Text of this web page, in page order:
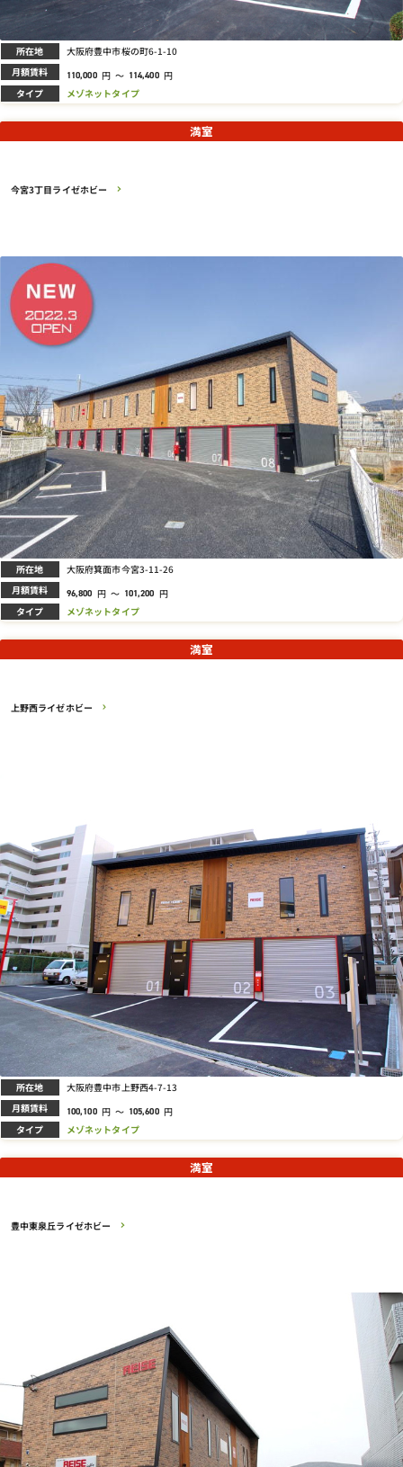
所在地 大阪府豊中市桜の町6-1-10
月額賃料 110,000 円 ～ 114,400 円
タイプ メゾネットタイプ
今宮3丁目ライゼホビー
満室
所在地 大阪府箕面市今宮3-11-26
月額賃料 96,800 円 ～ 101,200 円
タイプ メゾネットタイプ
上野西ライゼホビー
満室
所在地 大阪府豊中市上野西4-7-13
月額賃料 100,100 円 ～ 105,600 円
タイプ メゾネットタイプ
豊中東泉丘ライゼホビー
満室